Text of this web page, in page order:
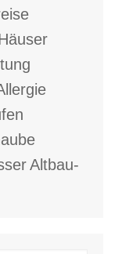
Altbau-